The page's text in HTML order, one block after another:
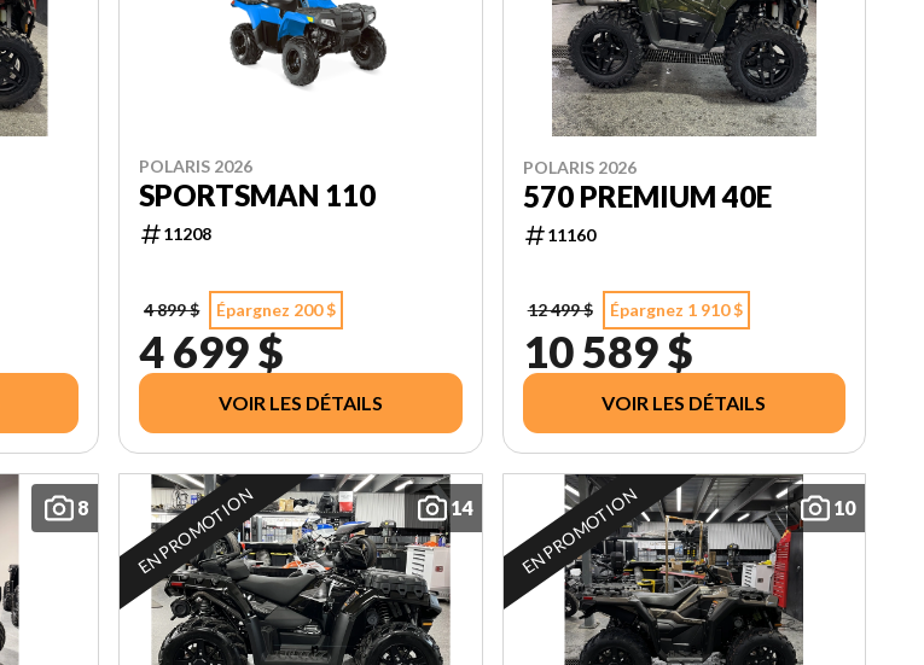
POLARIS 2026
SPORTSMAN 110
11208
4 899 $ Épargnez 200 $
4 699 $
VOIR LES DÉTAILS
POLARIS 2026
570 PREMIUM 40E
11160
12 499 $ Épargnez 1 910 $
10 589 $
VOIR LES DÉTAILS
8 14
EN PROMOTION 10
EN PROMOTION